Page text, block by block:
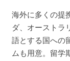
海外に多くの提
ダ、オーストラ
語とする国への
ムも用意。留学